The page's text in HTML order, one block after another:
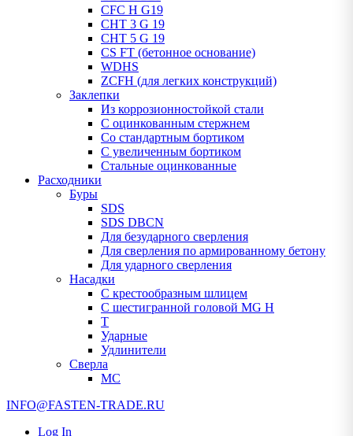
CFC H G19
CHT 3 G 19
CHT 5 G 19
CS FT (бетонное основание)
WDHS
ZCFH (для легких конструкций)
Заклепки
Из коррозионностойкой стали
С оцинкованным стержнем
Со стандартным бортиком
С увеличенным бортиком
Стальные оцинкованные
Расходники
Буры
SDS
SDS DBCN
Для безударного сверления
Для сверления по армированному бетону
Для ударного сверления
Насадки
С крестообразным шлицем
С шестигранной головой MG H
T
Ударные
Удлинители
Сверла
МС
INFO@FASTEN-TRADE.RU
Log In